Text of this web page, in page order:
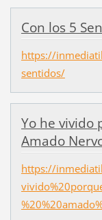
Con los 5
https://
sentidos/
Yo he vivido
Amado
https://